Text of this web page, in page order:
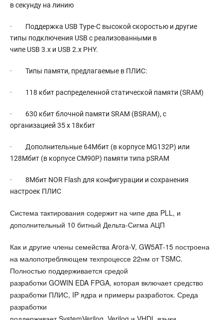
в секунду на линию
· Поддержка USB Type-C высокой скоростью и другие
типы подключения USB с реализованными в
чипе USB 3.x и USB 2.x PHY.
· Типы памяти, предлагаемые в ПЛИС:
· 118 кбит распределенной статической памяти (SRAM)
· 630 кбит блочной памяти SRAM (BSRAM), с
организацией 35 х 18кбит
· Дополнительные 64Мбит (в корпусе MG132P) или
128Мбит (в корпусе CM90P) памяти типа pSRAM
· 8Мбит NOR Flash для конфигурации и сохранения
настроек ПЛИС
Система тактирования содержит на чипе два PLL, и
дополнительный 10 битный Дельта-Сигма АЦП
Как и другие члены семейства Arora-V, GW5AT-15 построена
на малопотребляющем техпроцессе 22нм от TSMC.
Полностью поддерживается средой
разработки GOWIN EDA FPGA, которая включает средство
разработки ПЛИС, IP ядра и примеры разработок. Среда
разработки